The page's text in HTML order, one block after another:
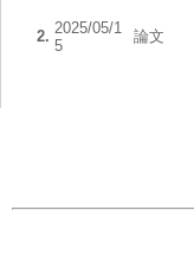
2. 2025/05/1
5
論文
4. 論文